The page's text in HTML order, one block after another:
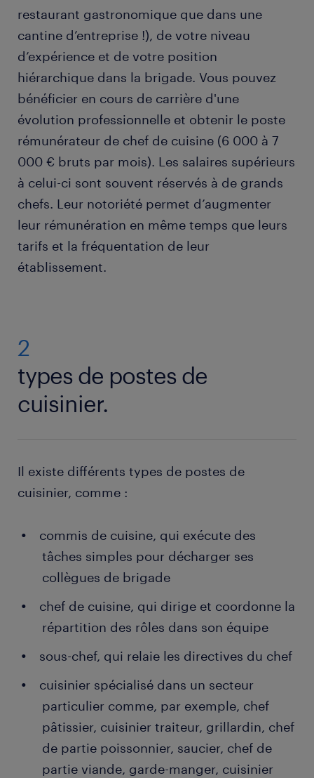
restaurant gastronomique que dans une
cantine d’entreprise !), de votre niveau
d’expérience et de votre position
hiérarchique dans la brigade. Vous pouvez
bénéficier en cours de carrière d'une
évolution professionnelle et obtenir le poste
rémunérateur de chef de cuisine (6 000 à 7
000 € bruts par mois). Les salaires supérieurs
à celui-ci sont souvent réservés à de grands
chefs. Leur notoriété permet d’augmenter
leur rémunération en même temps que leurs
tarifs et la fréquentation de leur
établissement.
2
types de postes de
cuisinier.
Il existe différents types de postes de
cuisinier, comme :
commis de cuisine, qui exécute des
tâches simples pour décharger ses
collègues de brigade
chef de cuisine, qui dirige et coordonne la
répartition des rôles dans son équipe
sous-chef, qui relaie les directives du chef
cuisinier spécialisé dans un secteur
particulier comme, par exemple, chef
pâtissier, cuisinier traiteur, grillardin, chef
de partie poissonnier, saucier, chef de
partie viande, garde-manger, cuisinier